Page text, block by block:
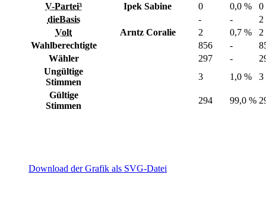
V-Partei³
Ipek Sabine 0 0,0 %
0
dieBasis
- -
2
Volt
Arntz Coralie 2 0,7 %
2
Wahlberechtigte
856 -
Wähler
297 -
Ungültige
Stimmen
3 1,0 %
3
Gültige
Stimmen
294 99,0 %
Download der Grafik als SVG-Datei